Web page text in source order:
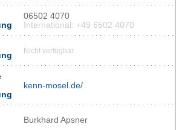
06502 4070
International: +49 6502 4070
Nicht verfügbar
kenn-mosel.de/
Burkhard Apsner